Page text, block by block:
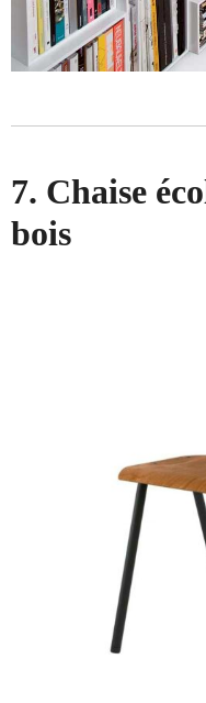
7. Chaise
bois